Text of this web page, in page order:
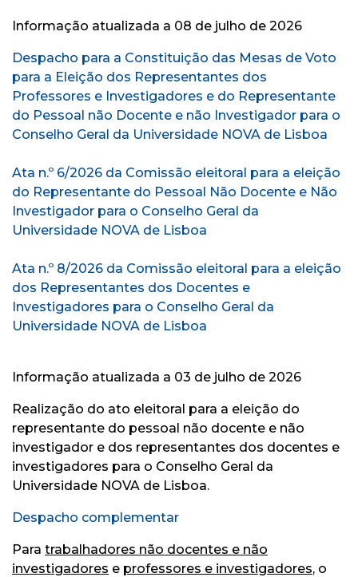
Informação atualizada a 08 de julho de 2026
Despacho para a Constituição das Mesas de Voto
para a Eleição dos Representantes dos
Professores e Investigadores e do Representante
do Pessoal não Docente e não Investigador para o
Conselho Geral da Universidade NOVA de Lisboa
Ata n.º 6/2026 da Comissão eleitoral para a eleição
do Representante do Pessoal Não Docente e Não
Investigador para o Conselho Geral da
Universidade NOVA de Lisboa
Ata n.º 8/2026 da Comissão eleitoral para a eleição
dos Representantes dos Docentes e
Investigadores para o Conselho Geral da
Universidade NOVA de Lisboa
Informação atualizada a 03 de julho de 2026
Realização do ato eleitoral para a eleição do
representante do pessoal não docente e não
investigador e dos representantes dos docentes e
investigadores para o Conselho Geral da
Universidade NOVA de Lisboa.
Despacho complementar
Para trabalhadores não docentes e não
investigadores e professores e investigadores, o